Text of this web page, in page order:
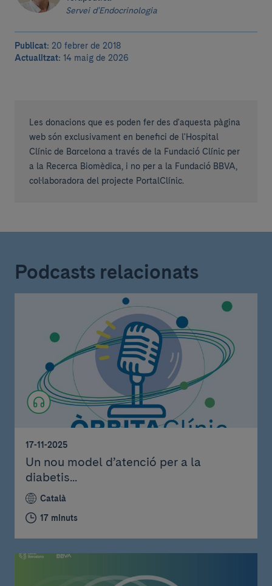
Servei d'Endocrinologia
Publicat: 20 febrer de 2018
Actualitzat: 14 maig de 2026
Les donacions que es poden fer des d'aquesta pàgina
web són exclusivament en benefici de l'Hospital
Clínic de Barcelona a través de la Fundació Clínic per
a la Recerca Biomèdica, i no per a la Fundació BBVA,
col·laboradora del projecte PortalClínic.
Podcasts relacionats
17-11-2025
Un nou model d’atenció per a la
diabetis...
Català
17 minuts